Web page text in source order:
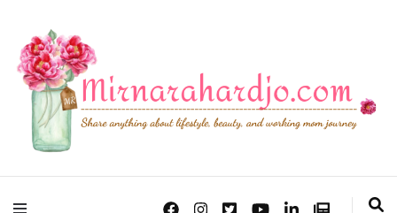
Mirna Rahardjo
Lifestyle, Beauty & Working Mom Journey